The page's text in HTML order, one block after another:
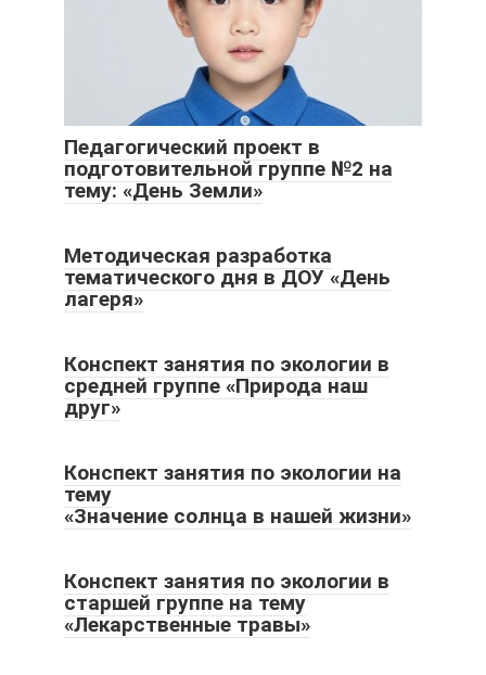
Педагогический проект в
подготовительной группе №2 на
тему: «День Земли»
Методическая разработка
тематического дня в ДОУ «День
лагеря»
Конспект занятия по экологии в
средней группе «Природа наш
друг»
Конспект занятия по экологии на
тему
«Значение солнца в нашей жизни»
Конспект занятия по экологии в
старшей группе на тему
«Лекарственные травы»